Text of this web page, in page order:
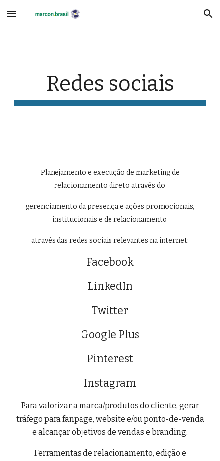
Skip to main content Skip to navigation
Redes sociais
Planejamento e execução de marketing de
relacionamento direto através do
gerenciamento da presença e ações promocionais,
institucionais e de relacionamento
através das redes sociais relevantes na internet:
Facebook
LinkedIn
Twitter
Google Plus
Pinterest
Instagram
Para valorizar a marca/produtos do cliente, gerar
tráfego para fanpage, website e/ou ponto-de-venda
e alcançar objetivos de vendas e branding.
Ferramentas de relacionamento, edição e